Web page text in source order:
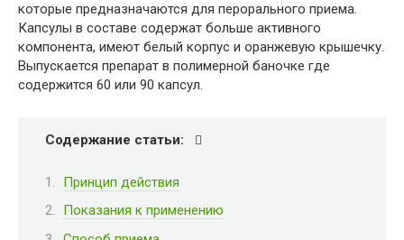
которые предназначаются для перорального приема.
Капсулы в составе содержат больше активного
компонента, имеют белый корпус и оранжевую крышечку.
Выпускается препарат в полимерной баночке где
содержится 60 или 90 капсул.
Содержание статьи:
Принцип действия
Показания к применению